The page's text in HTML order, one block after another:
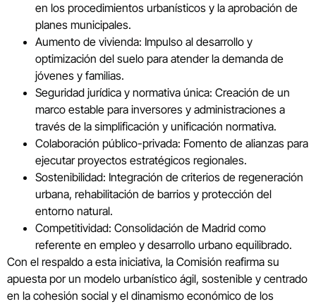
en los procedimientos urbanísticos y la aprobación de
planes municipales.
Aumento de vivienda: Impulso al desarrollo y
optimización del suelo para atender la demanda de
jóvenes y familias.
Seguridad jurídica y normativa única: Creación de un
marco estable para inversores y administraciones a
través de la simplificación y unificación normativa.
Colaboración público-privada: Fomento de alianzas para
ejecutar proyectos estratégicos regionales.
Sostenibilidad: Integración de criterios de regeneración
urbana, rehabilitación de barrios y protección del
entorno natural.
Competitividad: Consolidación de Madrid como
referente en empleo y desarrollo urbano equilibrado.
Con el respaldo a esta iniciativa, la Comisión reafirma su
apuesta por un modelo urbanístico ágil, sostenible y centrado
en la cohesión social y el dinamismo económico de los